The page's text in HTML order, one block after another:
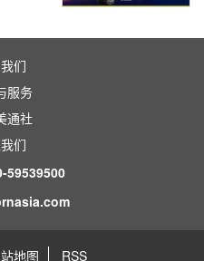
们
服务
通社
们
59539500
地图 RSS